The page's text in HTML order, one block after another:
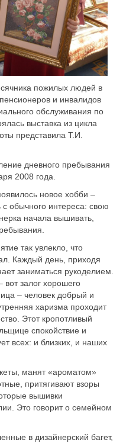
пожилых людей в
и инвалидов
обслуживания по
выставка из цикла
представила Т.И.
дневного пребывания
2008 года.
новое хобби –
обычного интереса: свою
начала вышивать,
так увлекло, что
Каждый день, приходя
заниматься рукоделием.
вот залог хорошего
– человек добрый и
харизма проходит
Этот кропотливый
спокойствие и
всех: и близких, и наших
манят «ароматом»
притягивают взоры
вышивки
Это говорит о семейном
в дизайнерский багет,